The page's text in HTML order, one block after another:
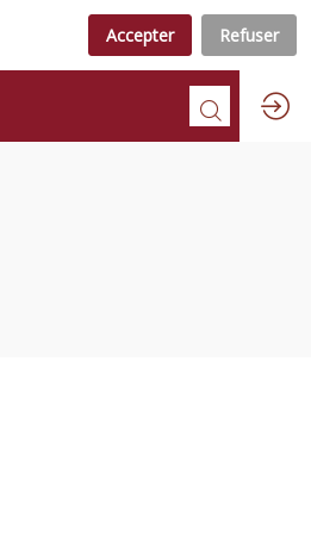
Accepter Refuser